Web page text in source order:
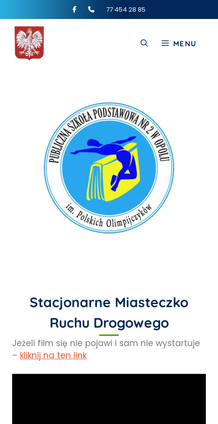
77 454 28 85
MENU
Stacjonarne Miasteczko
Ruchu Drogowego
Jeżeli film się nie pojawi i sam nie wystartuje
– kliknij na ten link